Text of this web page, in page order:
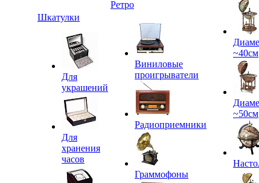
Шкатулки
Для
украшений
Для
хранения
часов
Ретро
Виниловые
проигрыватели
Радиоприемники
Граммофоны
~40см
~50см